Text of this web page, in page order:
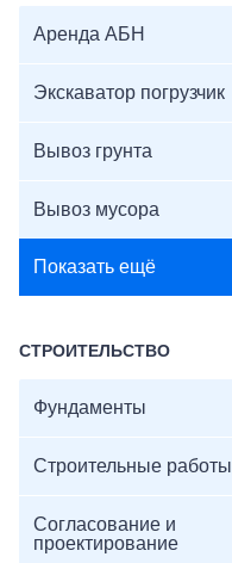
Аренда АБН
Экскаватор погрузчик
Вывоз грунта
Вывоз мусора
Показать ещё
СТРОИТЕЛЬСТВО
Фундаменты
Строительные работы
Согласование и
проектирование